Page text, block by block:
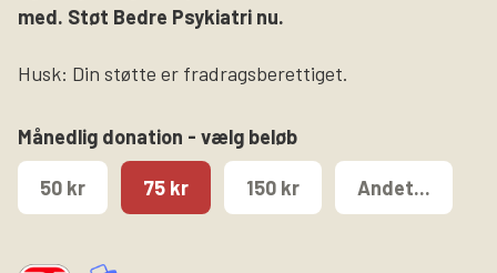
med. Støt Bedre Psykiatri nu.
Husk: Din støtte er fradragsberettiget.
Månedlig donation - vælg beløb
50 kr 75 kr 150 kr Andet...